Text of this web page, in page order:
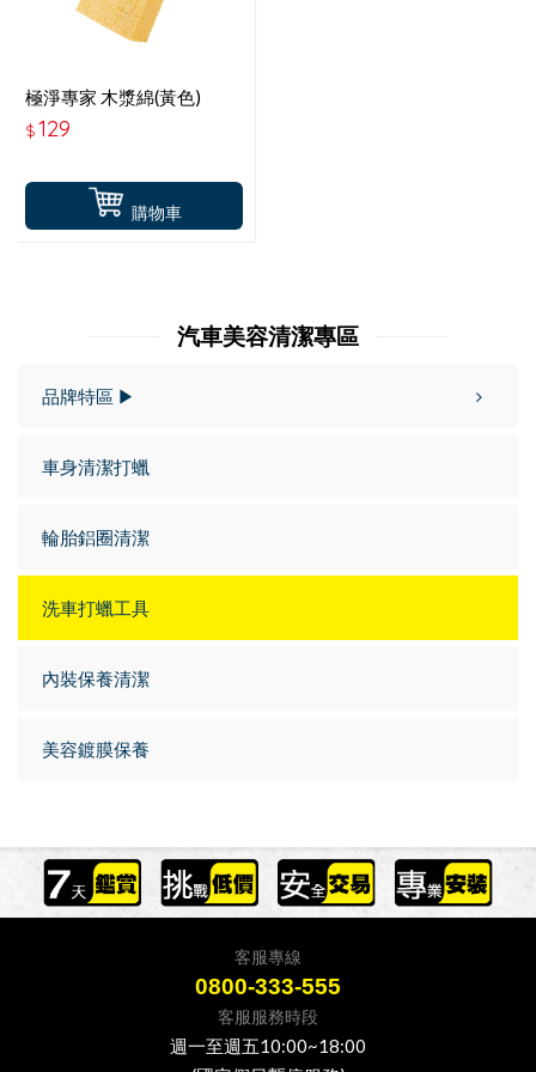
購物車
極淨專家 木漿綿(黃色)
ABT-D023Y
$129
汽車美容清潔專區
品牌特區 ▶
車身清潔打蠟
輪胎鋁圈清潔
洗車打蠟工具
內裝保養清潔
美容鍍膜保養
客服專線
0800-333-555
客服服務時段
週一至週五10:00~18:00